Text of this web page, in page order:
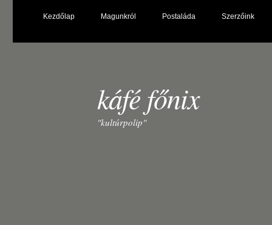
Kezdőlap Magunkról Postaláda Szerzőink
káfé főnix
"kultúrpolip"